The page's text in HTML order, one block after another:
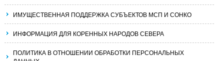
ИМУЩЕСТВЕННАЯ ПОДДЕРЖКА СУБЪЕКТОВ МСП И СОНКО
ИНФОРМАЦИЯ ДЛЯ КОРЕННЫХ НАРОДОВ СЕВЕРА
ПОЛИТИКА В ОТНОШЕНИИ ОБРАБОТКИ ПЕРСОНАЛЬНЫХ